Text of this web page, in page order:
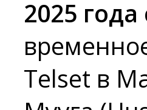
2025
Telset в